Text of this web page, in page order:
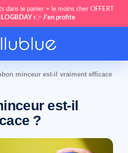
dans le panier = le moins cher OFFERT
👉 J'en profite
minceur est-il vraiment efficace
est-il
?